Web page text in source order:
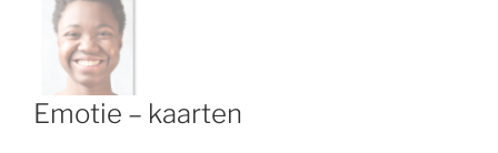
Emotie – kaarten